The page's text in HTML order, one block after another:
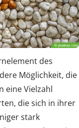
des
Möglichkeit, die
eine Vielzahl
die sich in ihrer
stark